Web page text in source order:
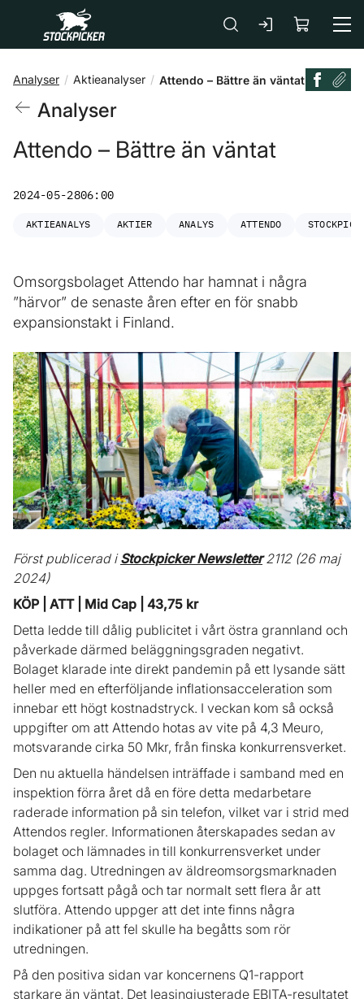
Gå till huvudinnehåll
Analyser Aktieanalyser Attendo – Bättre än väntat
Analyser
Attendo – Bättre än väntat
2024-05-2806:00
AKTIEANALYS AKTIER ANALYS ATTENDO
Omsorgsbolaget Attendo har hamnat i några
”härvor” de senaste åren efter en för snabb
expansionstakt i Finland.
Först publicerad iStockpicker Newsletter2112 (26 maj
2024)
KÖP | ATT | Mid Cap | 43,75 kr
Detta ledde till dålig publicitet i vårt östra grannland och
påverkade därmed beläggningsgraden negativt.
Bolaget klarade inte direkt pandemin på ett lysande sätt
heller med en efterföljande inflationsacceleration som
innebar ett högt kostnadstryck. I veckan kom så också
uppgifter om att Attendo hotas av vite på 4,3 Meuro,
motsvarande cirka 50 Mkr, från finska konkurrensverket.
Den nu aktuella händelsen inträffade i samband med en
inspektion förra året då en före detta medarbetare
raderade information på sin telefon, vilket var i strid med
Attendos regler. Informationen återskapades sedan av
bolaget och lämnades in till konkurrensverket under
samma dag. Utredningen av äldreomsorgsmarknaden
uppges fortsatt pågå och tar normalt sett flera år att
slutföra. Attendo uppger att det inte finns några
indikationer på att fel skulle ha begåtts som rör
utredningen.
På den positiva sidan var koncernens Q1-rapport
starkare än väntat. Det leasingjusterade EBITA-resultatet